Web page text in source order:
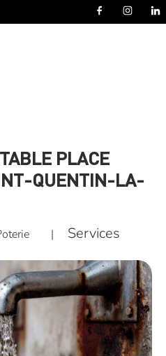
PLACE
QUENTIN-LA-
| Services